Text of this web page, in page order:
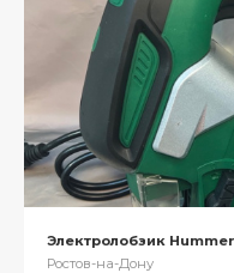
Электролобзик
Ростов-на-Дону